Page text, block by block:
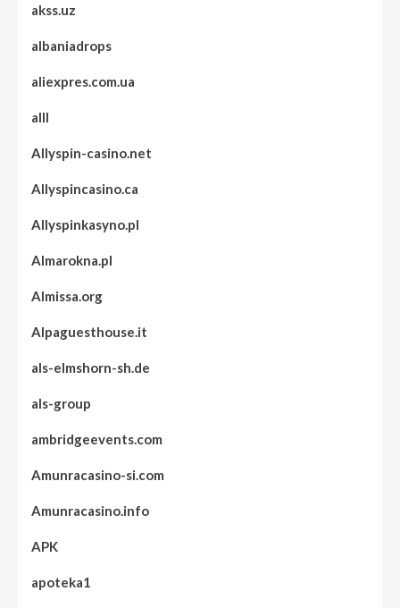
akss.uz
albaniadrops
aliexpres.com.ua
alll
Allyspin-casino.net
Allyspincasino.ca
Allyspinkasyno.pl
Almarokna.pl
Almissa.org
Alpaguesthouse.it
als-elmshorn-sh.de
als-group
ambridgeevents.com
Amunracasino-si.com
Amunracasino.info
APK
apoteka1